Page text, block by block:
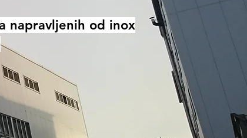
napravljenih od inox